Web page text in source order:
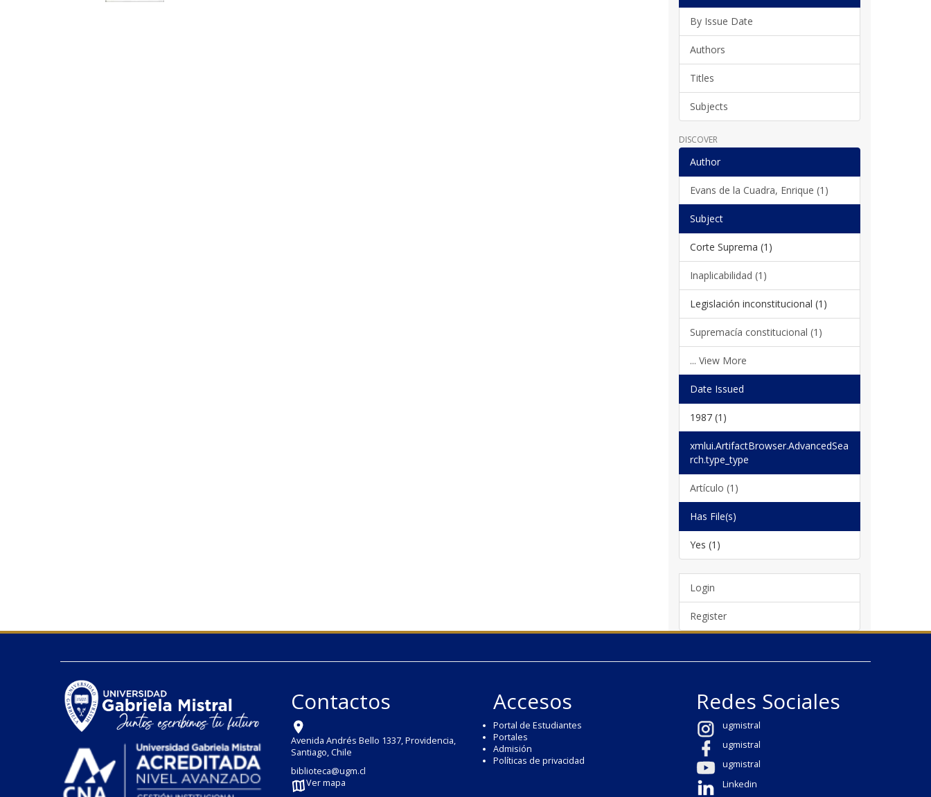
By Issue Date
Authors
Titles
Subjects
DISCOVER
Author
Evans de la Cuadra, Enrique (1)
Subject
Corte Suprema (1)
Inaplicabilidad (1)
Legislación inconstitucional (1)
Supremacía constitucional (1)
... View More
Date Issued
1987 (1)
xmlui.ArtifactBrowser.AdvancedSea
rch.type_type
Artículo (1)
Has File(s)
Yes (1)
Login
Register
Contactos
Avenida Andrés Bello 1337, Providencia,
Santiago, Chile
biblioteca@ugm.cl
Ver mapa
Accesos
Portal de Estudiantes
Portales
Admisión
Políticas de privacidad
Redes Sociales
ugmistral
ugmistral
ugmistral
Linkedin